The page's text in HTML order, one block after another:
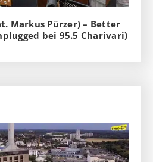
Markus Pürzer) – Better
bei 95.5 Charivari)